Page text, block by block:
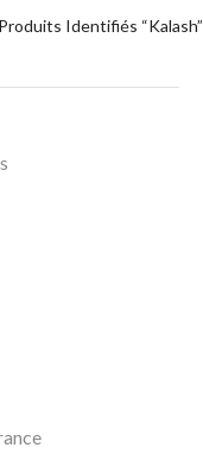
Produits Identifiés “kalash”